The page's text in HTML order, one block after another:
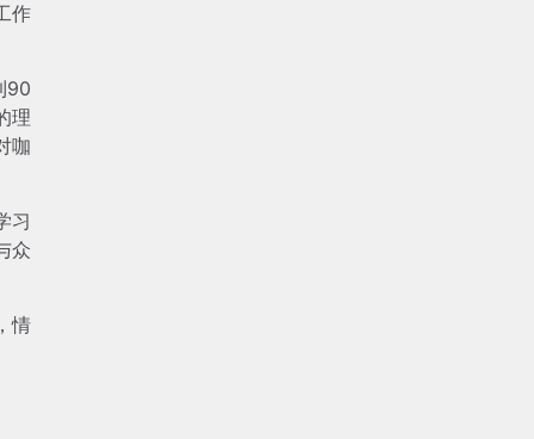
作
90
理
咖
习
众
情